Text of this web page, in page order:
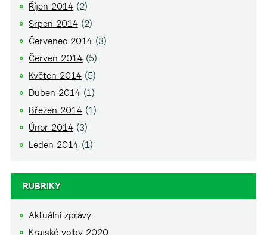
Říjen 2014(2)
Srpen 2014(2)
Červenec 2014(3)
Červen 2014(5)
Květen 2014(5)
Duben 2014(1)
Březen 2014(1)
Únor 2014(3)
Leden 2014(1)
RUBRIKY
Aktuální zprávy
Krajské volby 2020